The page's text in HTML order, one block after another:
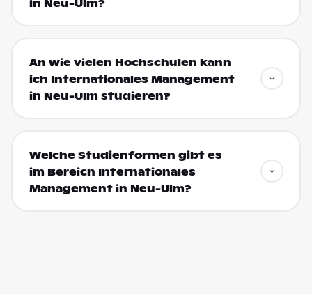
in Neu-Ulm?
An wie vielen Hochschulen kann
ich Internationales Management
in Neu-Ulm studieren?
Welche Studienformen gibt es
im Bereich Internationales
Management in Neu-Ulm?